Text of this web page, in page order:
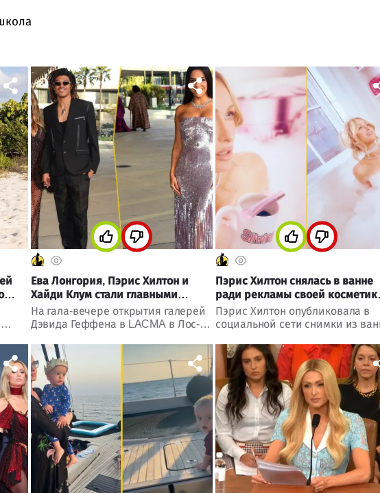
Ева Лонгория, Пэрис Хилтон и
Хайди Клум стали главными
звездами вечера в LACMA
На гала-вечере открытия галерей
Дэвида Геффена в LACMA в Лос-
привлекли Ева Лонгория, Пэрис
Хилтон и Хайди Клум.
Рассказываем, в каких образах
появились знаменитости и чем
запомнился этот светский вечер.
Пэрис Хилтон снялась в ванне
ради рекламы своей
Parivie Beauty
Пэрис Хилтон опубликовала в
социальной сети снимки из
Parivie Beauty, и напомнила о
своей любви к эффектным
фотосессиям и уходу за кожей.